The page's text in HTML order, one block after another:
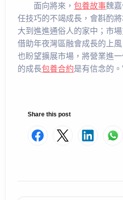
面向將來，包養故事魏
任技巧的不竭成長，會斟酌
大到進進通俗人的家中；市
借助年夜灣區融會成長的上
也盼望擴展市場，將營業進
的成長包養合約是有信念的。
Share this post